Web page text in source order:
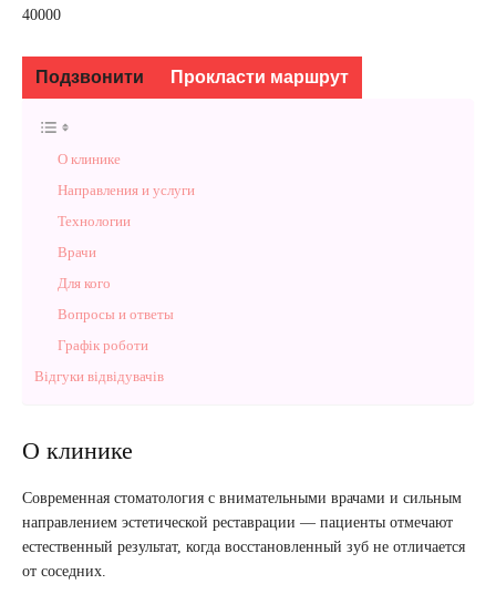
40000
Подзвонити Прокласти маршрут
О клинике
Направления и услуги
Технологии
Врачи
Для кого
Вопросы и ответы
Графік роботи
Відгуки відвідувачів
О клинике
Современная стоматология с внимательными врачами и сильным
направлением эстетической реставрации — пациенты отмечают
естественный результат, когда восстановленный зуб не отличается
от соседних.